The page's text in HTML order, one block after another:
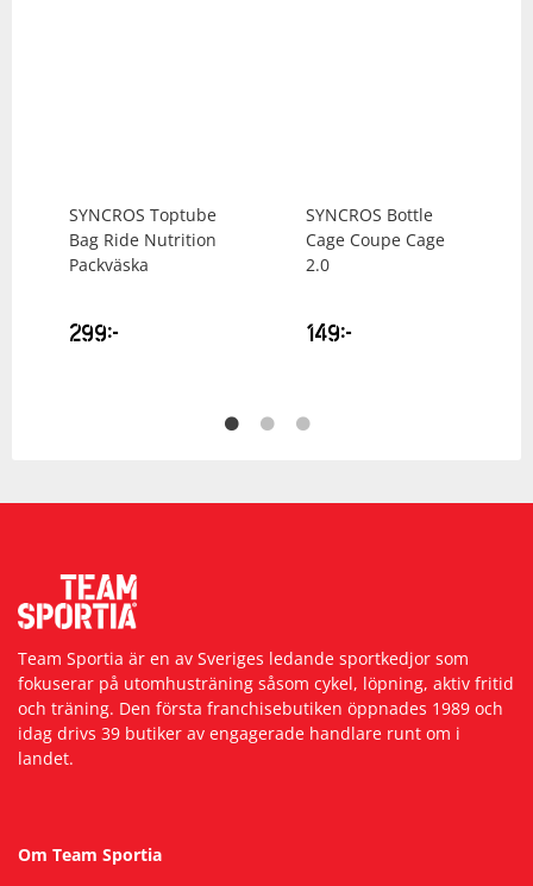
SYNCROS Toptube
Bag Ride Nutrition
Packväska
299kr
SYNCROS Bottle
Cage Coupe Cage
2.0
149kr
Team Sportia är en av Sveriges ledande sportkedjor som
fokuserar på utomhusträning såsom cykel, löpning, aktiv fritid
och träning. Den första franchisebutiken öppnades 1989 och
idag drivs 39 butiker av engagerade handlare runt om i
landet.
Om Team Sportia